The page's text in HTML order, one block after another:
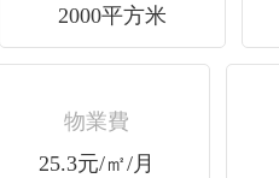
2000平方米
物業費
25.3元/㎡/月